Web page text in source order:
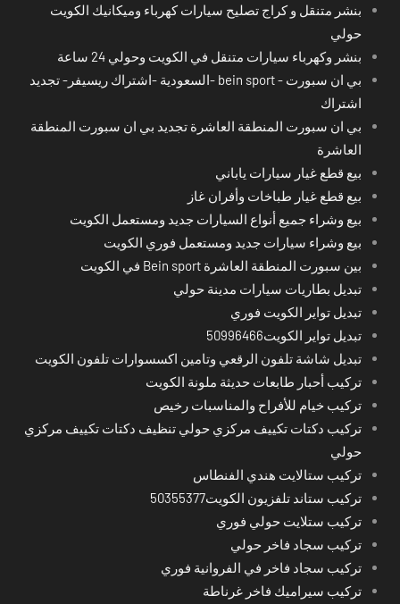
بنشر متنقل و كراج تصليح سيارات كهرباء وميكانيك الكويت
حولي
بنشر وكهرباء سيارات متنقل في الكويت وحولي 24 ساعة
بي ان سبورت - bein sport -السعودية -اشتراك ريسيفر- تجديد
اشتراك
بي ان سبورت المنطقة العاشرة تجديد بي ان سبورت المنطقة
العاشرة
بيع قطع غيار سيارات ياباني
بيع قطع غيار طباخات وأفران غاز
بيع وشراء جميع أنواع السيارات جديد ومستعمل الكويت
بيع وشراء سيارات جديد ومستعمل فوري الكويت
بين سبورت المنطقة العاشرة Bein sport في الكويت
تبديل بطاريات سيارات مدينة حولي
تبديل تواير الكويت فوري
تبديل تواير الكويت50996466
تبديل شاشة تلفون الرقعي وتامين اكسسوارات تلفون الكويت
تركيب أحبار طابعات حديثة ملونة الكويت
تركيب خيام للأفراح والمناسبات رخيص
تركيب دكتات تكييف مركزي حولي تنظيف دكتات تكييف مركزي
حولي
تركيب ستالايت هندي الفنطاس
تركيب ستاند تلفزيون الكويت50355377
تركيب ستلايت حولي فوري
تركيب سجاد فاخر حولي
تركيب سجاد فاخر في الفروانية فوري
تركيب سيراميك فاخر غرناطة